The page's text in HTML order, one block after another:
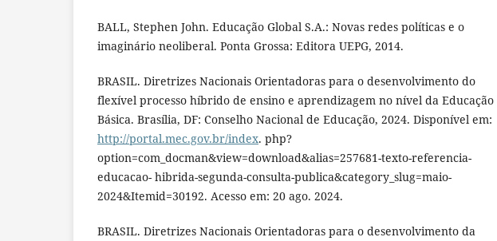
BALL, Stephen John. Educação Global S.A.: Novas redes políticas e o
imaginário neoliberal. Ponta Grossa: Editora UEPG, 2014.
BRASIL. Diretrizes Nacionais Orientadoras para o desenvolvimento do
flexível processo híbrido de ensino e aprendizagem no nível da Educação
Básica. Brasília, DF: Conselho Nacional de Educação, 2024. Disponível em:
http://portal.mec.gov.br/index. php?
option=com_docman&view=download&alias=257681-texto-referencia-
educacao- hibrida-segunda-consulta-publica&category_slug=maio-
2024&Itemid=30192. Acesso em: 20 ago. 2024.
BRASIL. Diretrizes Nacionais Orientadoras para o desenvolvimento da